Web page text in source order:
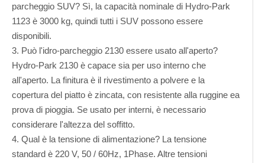
parcheggio SUV? Sì, la capacità nominale di Hydro-Park
1123 è 3000 kg, quindi tutti i SUV possono essere
disponibili.
3. Può l'idro-parcheggio 2130 essere usato all'aperto?
Hydro-Park 2130 è capace sia per uso interno che
all'aperto. La finitura è il rivestimento a polvere e la
copertura del piatto è zincata, con resistente alla ruggine ea
prova di pioggia. Se usato per interni, è necessario
considerare l'altezza del soffitto.
4. Qual è la tensione di alimentazione? La tensione
standard è 220 V, 50 / 60Hz, 1Phase. Altre tensioni